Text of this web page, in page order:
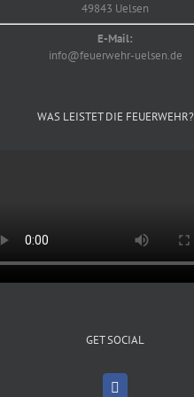
49843 Uelsen
E-Mail:
info@feuerwehr-uelsen.de
WAS LEISTET DIE FEUERWEHR?
GET SOCIAL